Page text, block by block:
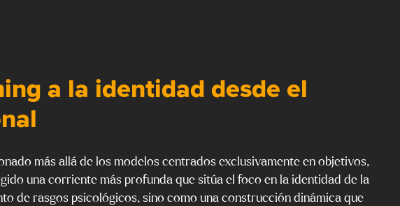
a la identidad desde el
más allá de los modelos centrados exclusivamente en objetivos,
una corriente más profunda que sitúa el foco en la identidad de la
de rasgos psicológicos, sino como una construcción dinámica que